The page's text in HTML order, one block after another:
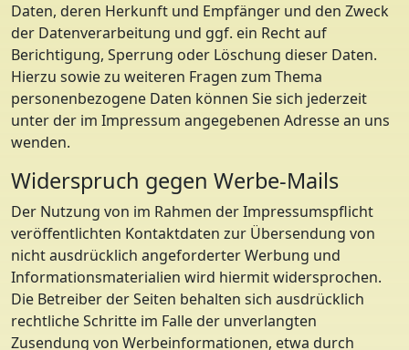
Daten, deren Herkunft und Empfänger und den Zweck
der Datenverarbeitung und ggf. ein Recht auf
Berichtigung, Sperrung oder Löschung dieser Daten.
Hierzu sowie zu weiteren Fragen zum Thema
personenbezogene Daten können Sie sich jederzeit
unter der im Impressum angegebenen Adresse an uns
wenden.
Widerspruch gegen Werbe-Mails
Der Nutzung von im Rahmen der Impressumspflicht
veröffentlichten Kontaktdaten zur Übersendung von
nicht ausdrücklich angeforderter Werbung und
Informationsmaterialien wird hiermit widersprochen.
Die Betreiber der Seiten behalten sich ausdrücklich
rechtliche Schritte im Falle der unverlangten
Zusendung von Werbeinformationen, etwa durch